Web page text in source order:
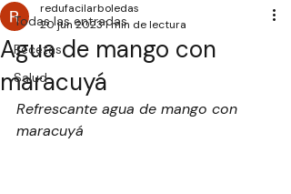
Todas las entradas
Recetas
Salud
Agua de mango con
maracuyá
redufacilarboledas
20 jun 20231 min de lectura
Refrescante agua de mango con
maracuyá